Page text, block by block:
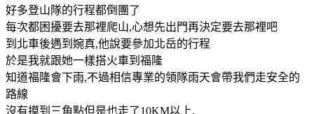
好多登山隊的行程都倒團了
每次都困擾要去那裡爬山,心想先出門再決定要去那裡吧
到北車後遇到婉真,他說要參加北岳的行程
於是我就跟她一樣搭火車到福隆
知道福隆會下雨,不過相信專業的領隊雨天會帶我們走安全的
路線
沒有摸到三角點但是也走了10KM以上,